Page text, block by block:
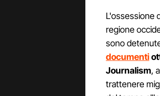
L'ossessione
regione
sono
documenti
Journalism,
trattenere